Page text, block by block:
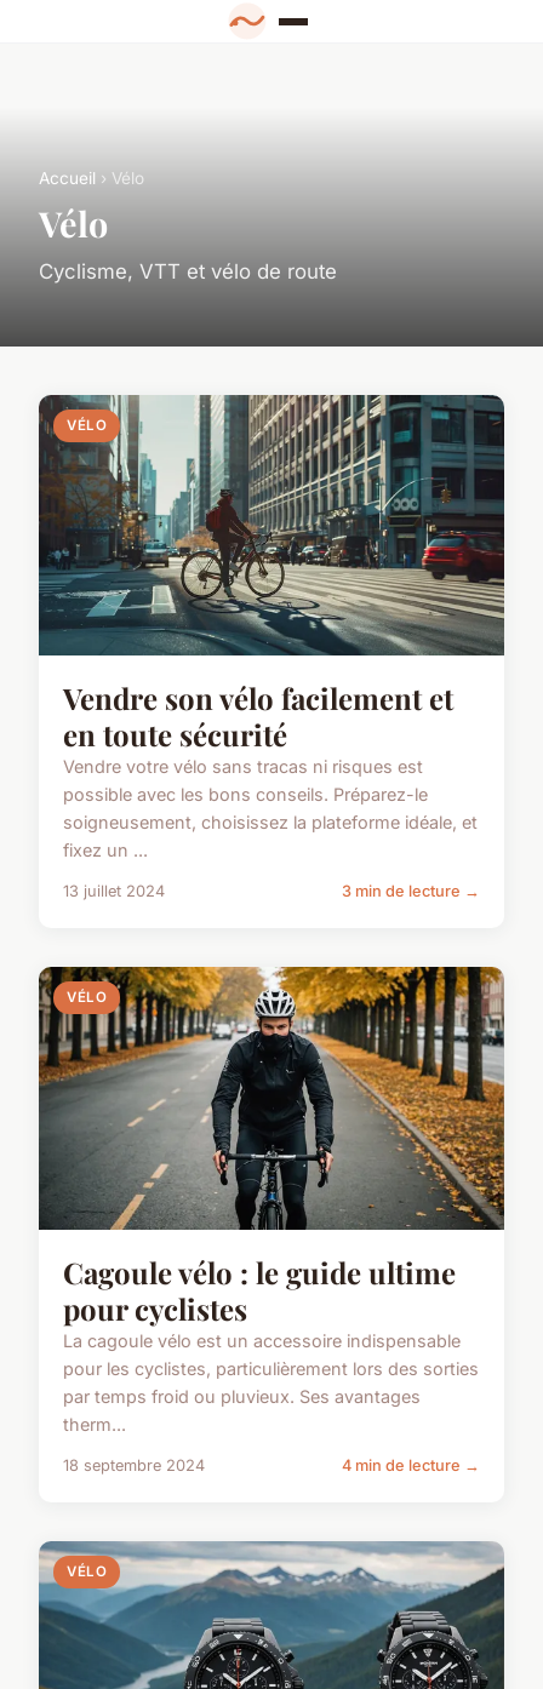
Accueil › Vélo
Vélo
Cyclisme, VTT et vélo de route
VÉLO
Vendre son vélo facilement et
en toute sécurité
Vendre votre vélo sans tracas ni risques est
possible avec les bons conseils. Préparez-le
soigneusement, choisissez la plateforme idéale, et
fixez un ...
13 juillet 2024 3 min de lecture →
VÉLO
Cagoule vélo : le guide ultime
pour cyclistes
La cagoule vélo est un accessoire indispensable
pour les cyclistes, particulièrement lors des sorties
par temps froid ou pluvieux. Ses avantages
therm...
18 septembre 2024 4 min de lecture →
VÉLO